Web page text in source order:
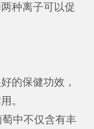
种离子可以促
的保健功效，
。
萄中不仅含有丰